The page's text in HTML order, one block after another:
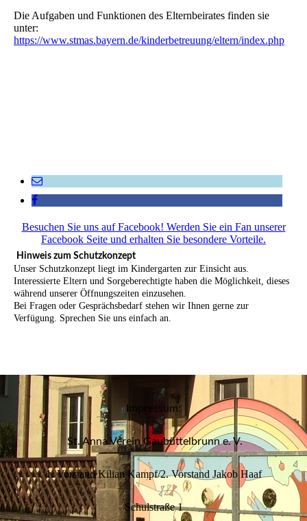
Die Aufgaben und Funktionen des Elternbeirates finden sie
unter:
https://www.stmas.bayern.de/kinderbetreuung/eltern/index.php
Besuchen Sie uns auf Facebook! Werden Sie ein Fan unserer
Facebook Seite und erhalten Sie besondere Vorteile.
Hinweis zum Schutzkonzept
Unser Schutzkonzept liegt im Kindergarten zur Einsicht aus.
Interessierte Eltern und Sorgeberechtigte haben die Möglichkeit, dieses
während unserer Öffnungszeiten einzusehen.
Bei Fragen oder Gesprächsbedarf stehen wir Ihnen gerne zur
Verfügung. Sprechen Sie uns einfach an.
Impressum:
St. Anna Verein Gaubüttelbrunn e. V.
1. Vorstand Kilian Kampf/2. Vorstand Jakob Haaf
Schulstraße 1